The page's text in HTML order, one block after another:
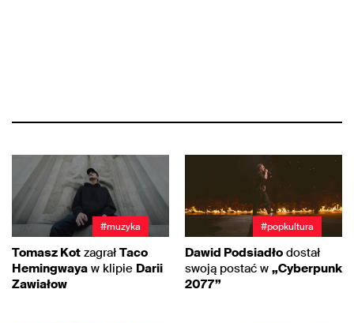
#muzyka
Tomasz Kot zagrał Taco
Hemingwaya w klipie Darii
Zawiałow
#popkultura
Dawid Podsiadło dostał
swoją postać w „Cyberpunk
2077”